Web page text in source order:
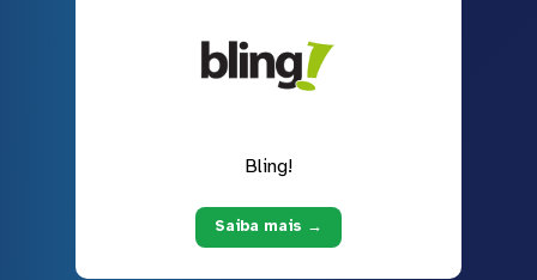
Bling!
Saiba mais →